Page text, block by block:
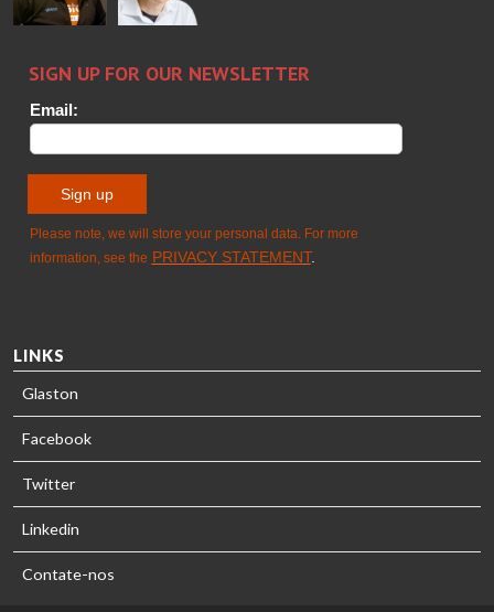
TREATMENT
- GLASTON
Timm
LINKS
Glaston
Facebook
Twitter
Linkedin
Contate-nos